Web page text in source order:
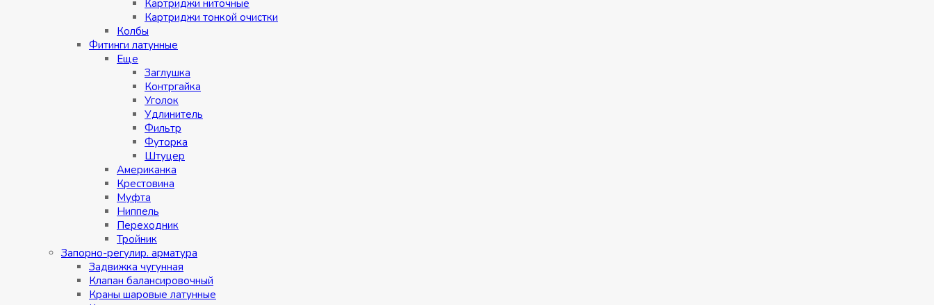
Картриджи ниточные
Картриджи тонкой очистки
Колбы
Фитинги латунные
Eщe
Заглушка
Контргайка
Уголок
Удлинитель
Фильтр
Футорка
Штуцер
Американка
Крестовина
Муфта
Ниппель
Переходник
Тройник
Запорно-регулир. арматура
Задвижка чугунная
Клапан балансировочный
Краны шаровые латунные